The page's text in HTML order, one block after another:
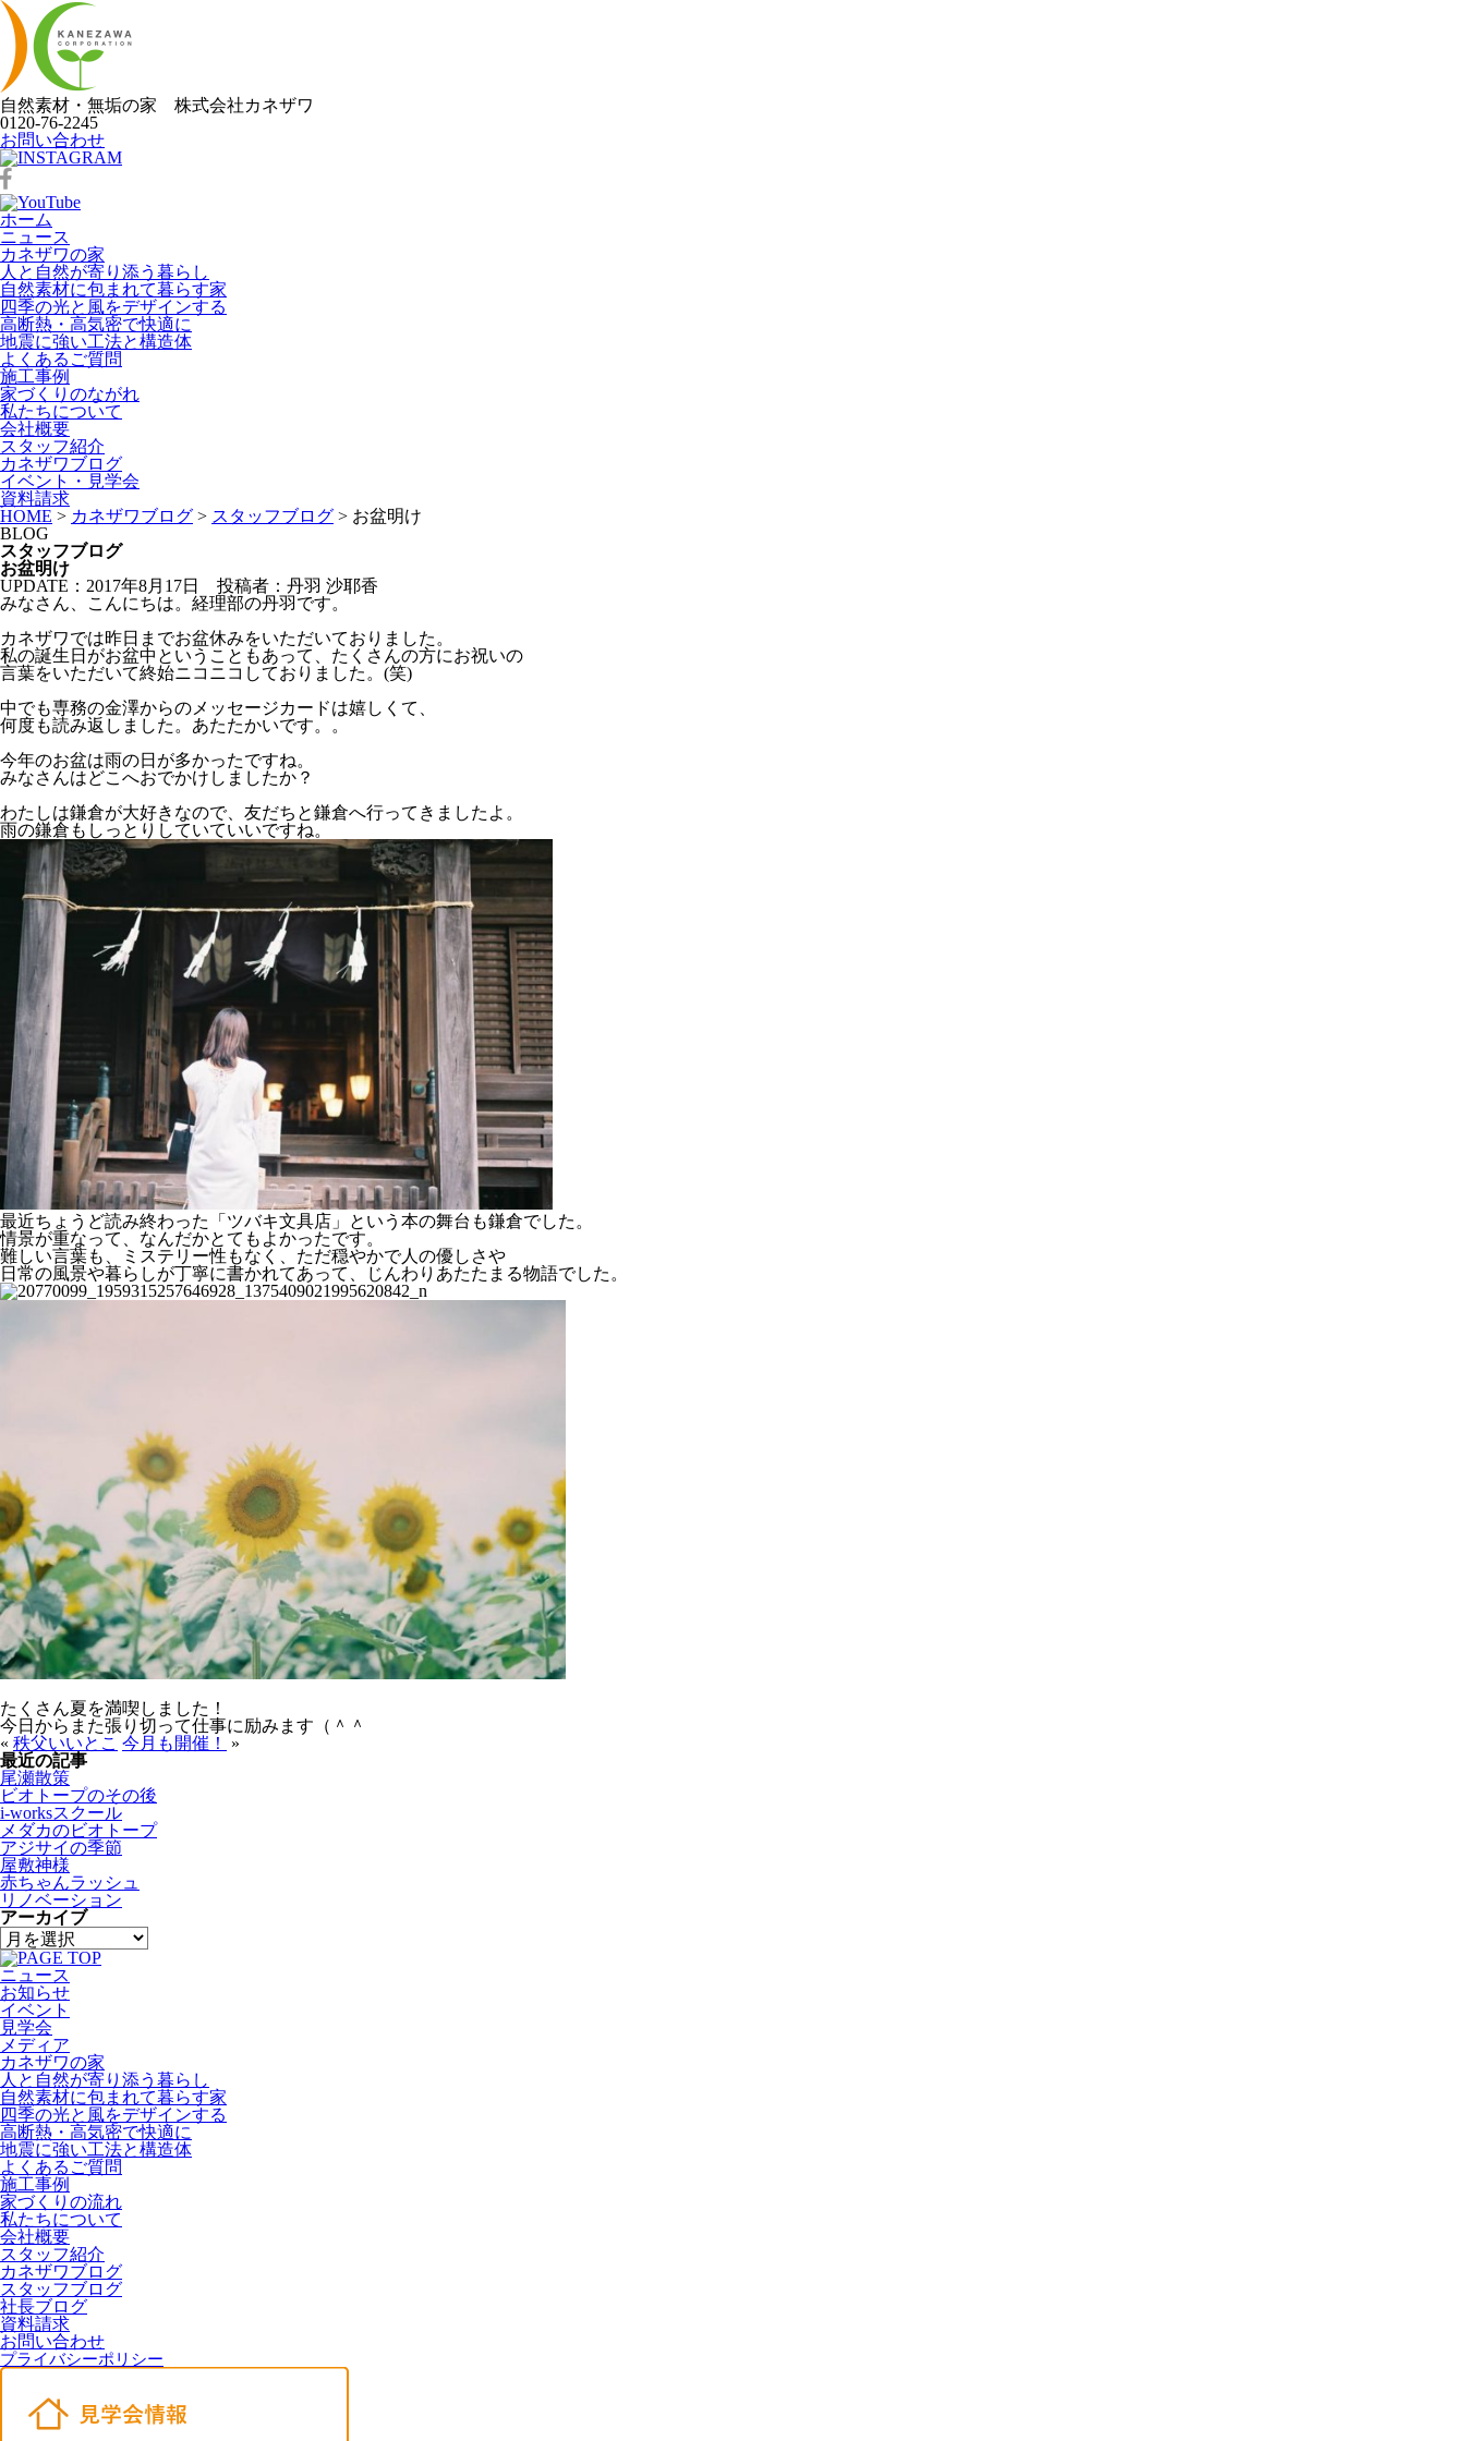
自然素材・無垢の家 株式会社カネザワ
0120-76-2245
お問い合わせ
ホーム
ニュース
カネザワの家
人と自然が寄り添う暮らし
自然素材に包まれて暮らす家
四季の光と風をデザインする
高断熱・高気密で快適に
地震に強い工法と構造体
よくあるご質問
施工事例
家づくりのながれ
私たちについて
会社概要
スタッフ紹介
カネザワブログ
イベント・見学会
資料請求
HOME > カネザワブログ > スタッフブログ > お盆明け
BLOG
スタッフブログ
お盆明け
UPDATE：2017年8月17日
投稿者：丹羽 沙耶香
みなさん、こんにちは。経理部の丹羽です。
カネザワでは昨日までお盆休みをいただいておりました。
私の誕生日がお盆中ということもあって、たくさんの方にお祝いの
言葉をいただいて終始ニコニコしておりました。(笑)
中でも専務の金澤からのメッセージカードは嬉しくて、
何度も読み返しました。あたたかいです。。
今年のお盆は雨の日が多かったですね。
みなさんはどこへおでかけしましたか？
わたしは鎌倉が大好きなので、友だちと鎌倉へ行ってきましたよ。
雨の鎌倉もしっとりしていていいですね。
最近ちょうど読み終わった「ツバキ文具店」という本の舞台も鎌倉でした。
情景が重なって、なんだかとてもよかったです。
難しい言葉も、ミステリー性もなく、ただ穏やかで人の優しさや
日常の風景や暮らしが丁寧に書かれてあって、じんわりあたたまる物語でした。
たくさん夏を満喫しました！
今日からまた張り切って仕事に励みます（＾＾
« 秩父いいとこ 今月も開催！
»
最近の記事
尾瀬散策
ビオトープのその後
i-worksスクール
メダカのビオトープ
アジサイの季節
屋敷神様
赤ちゃんラッシュ
リノベーション
アーカイブ
ニュース
お知らせ
イベント
見学会
メディア
カネザワの家
人と自然が寄り添う暮らし
自然素材に包まれて暮らす家
四季の光と風をデザインする
高断熱・高気密で快適に
地震に強い工法と構造体
よくあるご質問
施工事例
家づくりの流れ
私たちについて
会社概要
スタッフ紹介
カネザワブログ
スタッフブログ
社長ブログ
資料請求
お問い合わせ
プライバシーポリシー